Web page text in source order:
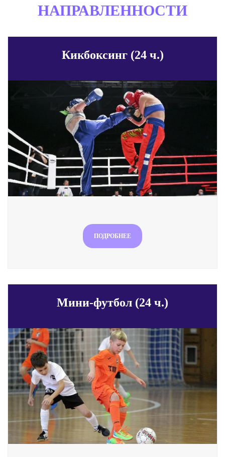
НАПРАВЛЕННОСТИ
Кикбоксинг (24 ч.)
ПОДРОБНЕЕ
Мини-футбол (24 ч.)